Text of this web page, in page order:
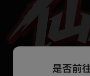
是否前